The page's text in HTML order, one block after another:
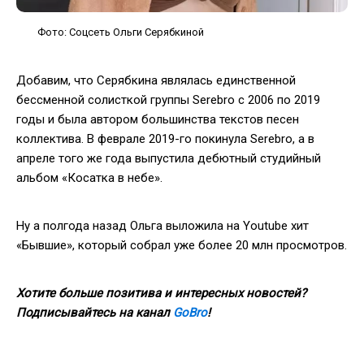
Фото: Соцсеть Ольги Серябкиной
Добавим, что Серябкина являлась единственной
бессменной солисткой группы Serebro с 2006 по 2019
годы и была автором большинства текстов песен
коллектива. В феврале 2019-го покинула Serebro, а в
апреле того же года выпустила дебютный студийный
альбом «Косатка в небе».
Ну а полгода назад Ольга выложила на Youtube хит
«Бывшие», который собрал уже более 20 млн просмотров.
Хотите больше позитива и интересных новостей?
Подписывайтесь на канал GoBro!